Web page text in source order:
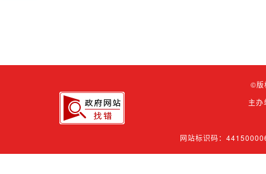
©版
主办
网站标识码：